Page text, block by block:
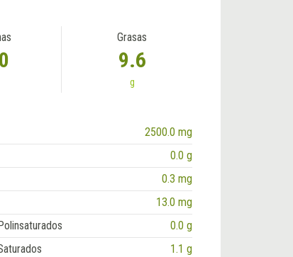
Grasas
9.6
g
2500.0 mg
0.0 g
0.3 mg
13.0 mg
0.0 g
1.1 g